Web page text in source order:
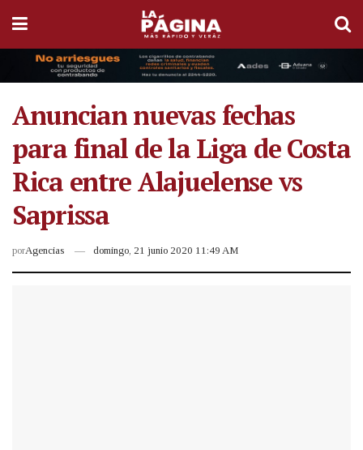
Anuncian nuevas fechas
para final de la Liga de Costa
Rica entre Alajuelense vs
Saprissa
porAgencias domingo, 21 junio 2020 11:49 AM